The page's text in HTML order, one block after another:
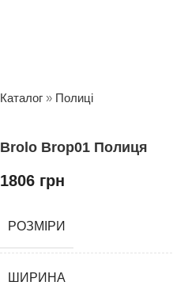
Каталог » Полиці
Brolo Brop01 Полиця
1806 грн
РОЗМІРИ
ШИРИНА